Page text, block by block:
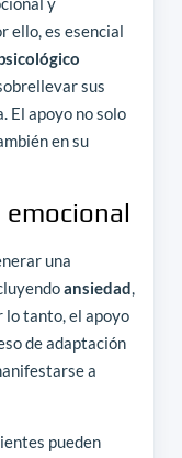
ello, es esencial
sus
El apoyo no solo
en su
una
ansiedad,
lo tanto, el apoyo
de adaptación
a
pueden